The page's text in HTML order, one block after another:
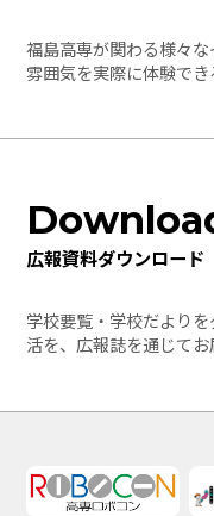
福島高専が関わる様々
雰囲気を実際に体験でき
広報資料ダウンロード
学校要覧・学校だより
活を、広報誌を通じてお